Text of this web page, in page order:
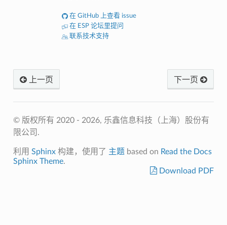
在 GitHub 上查看 issue
在 ESP 论坛里提问
联系技术支持
上一页 下一页
© 版权所有 2020 - 2026, 乐鑫信息科技（上海）股份有
限公司.
利用 Sphinx构建，使用了 主题 based on Read the Docs
Sphinx Theme.
Download PDF